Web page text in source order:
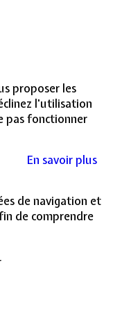
proposer les
l'utilisation
pas fonctionner
En savoir plus
de navigation et
de comprendre